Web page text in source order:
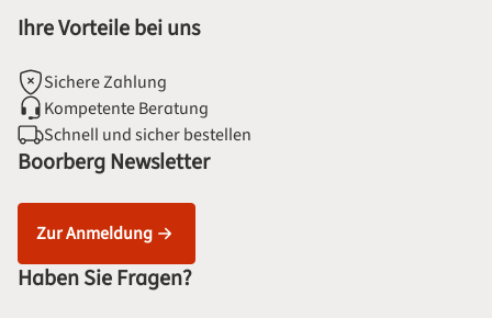
Ihre Vorteile bei uns
Sichere Zahlung
Kompetente Beratung
Schnell und sicher bestellen
Boorberg Newsletter
Zur Anmeldung
Haben Sie Fragen?